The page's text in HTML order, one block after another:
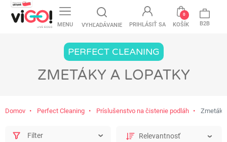
MENU VYHĽADÁVANIE PRIHLÁSIŤ SA KOŠÍK
0
B2B
PERFECT CLEANING
ZMETÁKY A LOPATKY
Domov Perfect Cleaning Príslušenstvo na čistenie podláh
Filter